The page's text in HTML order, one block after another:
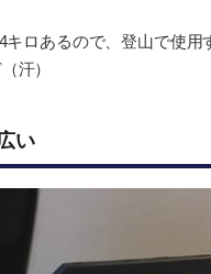
キロあるので、登山で使用
汗）
い